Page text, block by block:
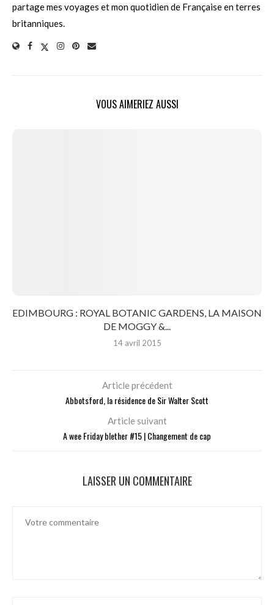
partage mes voyages et mon quotidien de Française en terres
britanniques.
VOUS AIMERIEZ AUSSI
EDIMBOURG : ROYAL BOTANIC GARDENS, LA MAISON
DE MOGGY &...
14 avril 2015
Article précédent
Abbotsford, la résidence de Sir Walter Scott
Article suivant
A wee Friday blether #15 | Changement de cap
LAISSER UN COMMENTAIRE